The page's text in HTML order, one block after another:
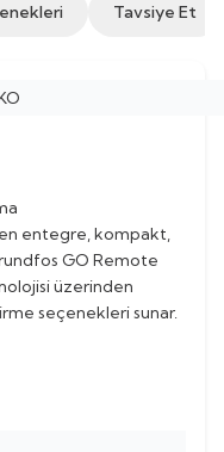
Tavsiye Et
entegre, kompakt,
GO Remote
üzerinden
seçenekleri sunar.